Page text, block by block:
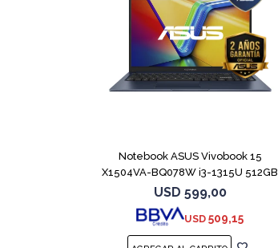
Notebook ASUS Vivobook 15
X1504VA-BQ078W i3-1315U 512GB
8GB
USD 599,00
USD 509,15